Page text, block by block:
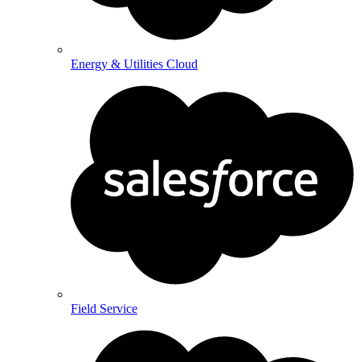
Energy & Utilities Cloud
Field Service